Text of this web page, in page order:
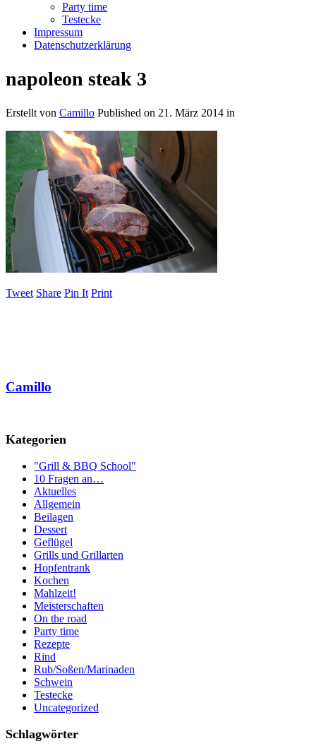
Party time
Testecke
Impressum
Datenschutzerklärung
napoleon steak 3
Erstellt von Camillo Published on 21. März 2014 in
Tweet Share Pin It Print
Camillo
Kategorien
"Grill & BBQ School"
10 Fragen an…
Aktuelles
Allgemein
Beilagen
Dessert
Geflügel
Grills und Grillarten
Hopfentrank
Kochen
Mahlzeit!
Meisterschaften
On the road
Party time
Rezepte
Rind
Rub/Soßen/Marinaden
Schwein
Testecke
Uncategorized
Schlagwörter